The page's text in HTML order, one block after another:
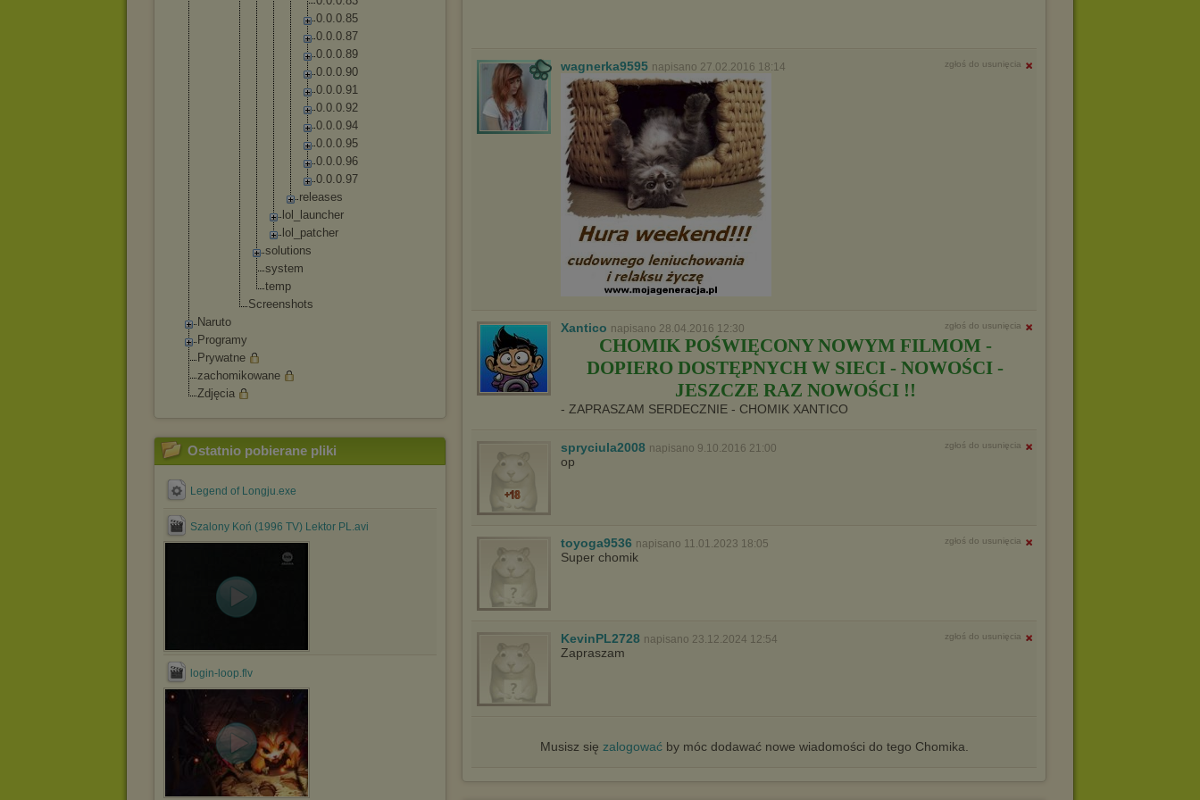
0.0.0.85
0.0.0.87
0.0.0.89
0.0.0.90
0.0.0.91
0.0.0.92
0.0.0.94
0.0.0.95
0.0.0.96
0.0.0.97
re eases
lo
launcher
lo
patc her
solutions
system
temp
Screenshots
Naruto
Programy
Prywatne
zachomikowane
Zdjęcia
Ostatnio pobierane pliki
Legend of Longju.exe
Szalony Koń (1996 TV) Lektor PL.avi
login-loop.flv
wagnerka9595 napisano 27.02.2016 18:14 zgłoś do usunięcia
Xantico napisano 28.04.2016 12:30 zgłoś do usunięcia
CHOMIK POŚWIĘCONY NOWYM FILMOM -
DOPIERO DOSTĘPNYCH W SIECI - NOWOŚCI -
JESZCZE RAZ NOWOŚCI !!
- ZAPRASZAM SERDECZNIE - CHOMIK XANTICO
spryciula2008 napisano 9.10.2016 21:00 zgłoś do usunięcia
op
toyoga9536 napisano 11.01.2023 18:05 zgłoś do usunięcia
Super chomik
KevinPL2728 napisano 23.12.2024 12:54 zgłoś do usunięcia
Zapraszam
Musisz się zalogowaćby móc dodawać nowe wiadomości do tego Chomika.